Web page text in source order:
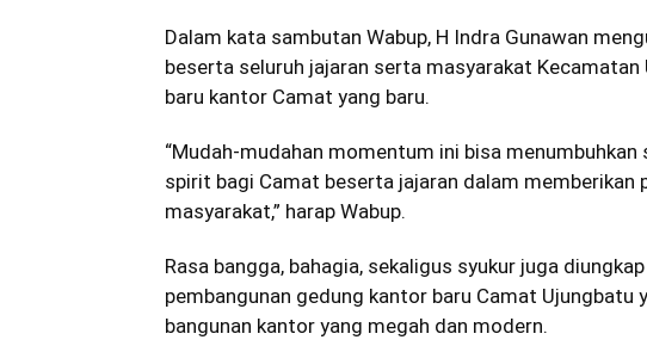
Dalam kata sambutan Wabup, H Indra Gunawan
beserta seluruh jajaran serta masyarakat
baru kantor Camat yang baru.
“Mudah-mudahan momentum ini bisa
spirit bagi Camat beserta jajaran dalam memberikan
masyarakat,” harap Wabup.
Rasa bangga, bahagia, sekaligus syukur juga
pembangunan gedung kantor baru Camat Ujungbatu
bangunan kantor yang megah dan modern.